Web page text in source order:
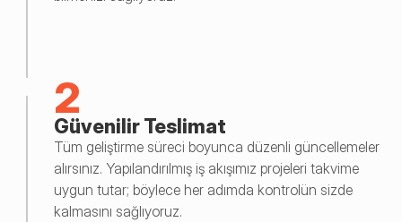
2
Güvenilir Teslimat
Tüm geliştirme süreci boyunca düzenli güncellemeler
alırsınız. Yapılandırılmış iş akışımız projeleri takvime
uygun tutar; böylece her adımda kontrolün sizde
kalmasını sağlıyoruz.